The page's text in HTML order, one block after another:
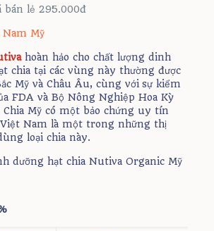
bán lẻ 295.000đ
Mỹ
hoàn hảo cho chất lượng dinh
chia tại các vùng này thường được
Mỹ và Châu Âu, cùng với sự kiểm
FDA và Bộ Nông Nghiệp Hoa Kỳ
Mỹ có một bảo chứng uy tín
Nam là một trong những thị
loại chia này.
dưỡng hạt chia Nutiva Organic Mỹ